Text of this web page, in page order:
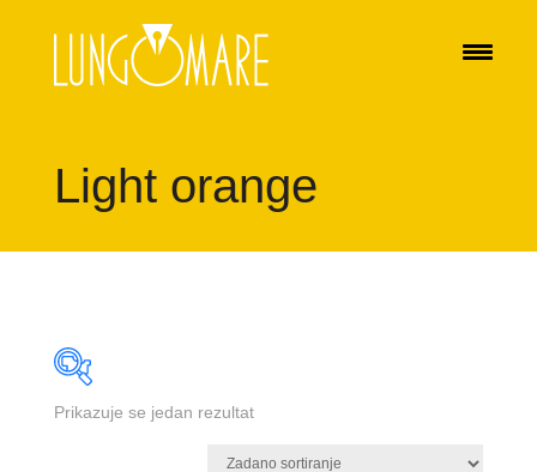
Light orange
Prikazuje se jedan rezultat